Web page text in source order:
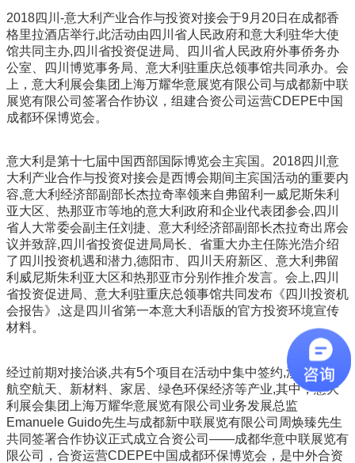
2018四川-意大利产业合作与投资对接会于9月20日在成都香
格里拉酒店举行,此活动由四川省人民政府和意大利驻华大使
馆共同主办,四川省投资促进局、四川省人民政府外事侨务办
公室、四川博览事务局、意大利驻重庆总领事馆共同承办。会
上，意大利展会集团上海万耀华意展览有限公司与成都新中联
展览有限公司签署合作协议，组建合资公司运营CDEPE中国
成都环保博览会。
意大利是第十七届中国西部国际博览会主宾国。2018四川意
大利产业合作与投资对接会是西博会期间主宾国活动的重要内
容,意大利经济部副部长杰拉奇率领来自弗留利一威尼斯朱利
亚大区、热那亚市等地的意大利政府和企业代表团参会,四川
省人大常委会副主任刘捷、意大利经济部副部长杰拉奇出席会
议并致辞,四川省投资促进局局长、省重大办主任陈光浩介绍
了四川投资机遇和潜力,德阳市、四川天府新区、意大利弗留
利威尼斯朱利亚大区和热那亚市分别作推介发言。会上,四川
省投资促进局、意大利驻重庆总领事馆共同发布《四川投资机
会报告》,这是四川省第一本意大利语版的官方投资环境宣传
材料。
经过前期对接治谈,共有5个项目在活动中集中签约,涉及创意,
航空航天、新材料、家居、绿色环保经济等产业,其中，意大
利展会集团上海万耀华意展览有限公司业务发展总监
Emanuele Guido先生与成都新中联展览有限公司周焕臻先生
共同签署合作协议正式成立合资公司——成都华意中联展览有
限公司，合资运营CDEPE中国成都环保博览会，是中外合资